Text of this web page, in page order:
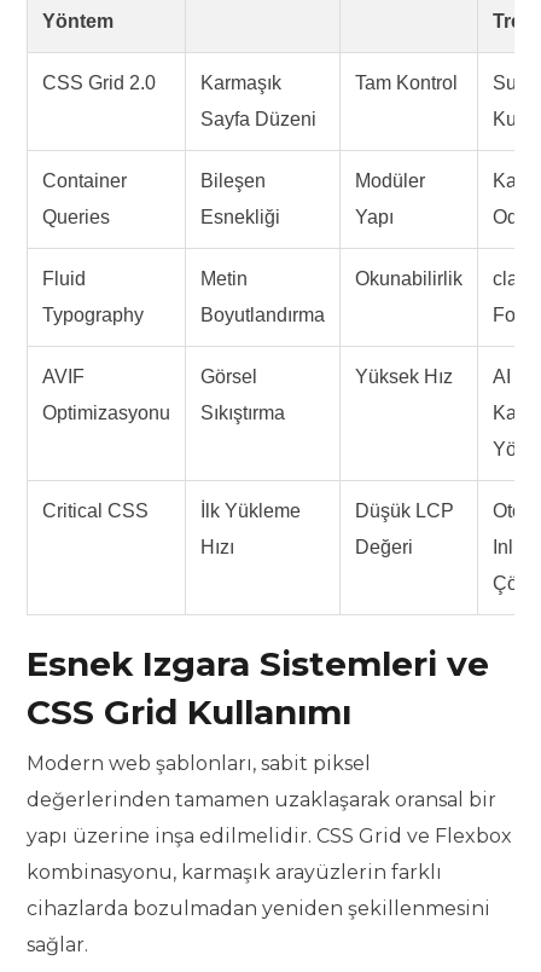
Yöntem
CSS Grid 2.0
Karmaşık
Sayfa Düzeni
Tam Kontrol
Container
Queries
Bileşen
Esnekliği
Modüler
Yapı
Fluid
Typography
Metin
Boyutlandırma
Okunabilirlik
AVIF
Optimizasyonu
Görsel
Sıkıştırma
Yüksek Hız
AI
Critical CSS
İlk Yükleme
Hızı
Düşük LCP
Değeri
Inline
Esnek Izgara Sistemleri ve
CSS Grid Kullanımı
Modern web şablonları, sabit piksel
değerlerinden tamamen uzaklaşarak oransal bir
yapı üzerine inşa edilmelidir. CSS Grid ve Flexbox
kombinasyonu, karmaşık arayüzlerin farklı
cihazlarda bozulmadan yeniden şekillenmesini
sağlar.